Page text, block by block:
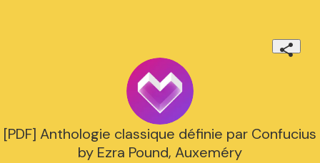
[PDF] Anthologie classique définie par Confucius
by Ezra Pound, Auxeméry